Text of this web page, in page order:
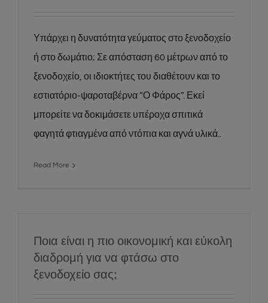
Υπάρχει η δυνατότητα γεύματος στο ξενοδοχείο
ή στο δωμάτιο; Σε απόσταση 60 μέτρων από το
ξενοδοχείο, οι ιδιοκτήτες του διαθέτουν και το
εστιατόριο-ψαροταβέρνα “Ο Φάρος”. Εκεί
μπορείτε να δοκιμάσετε υπέροχα σπιτικά
φαγητά φτιαγμένα από ντόπια και αγνά υλικά..
Read More
Ποια είναι η πιο οικονομική και εύκολη
διαδρομή για να φτάσω στο
ξενοδοχείο σας;